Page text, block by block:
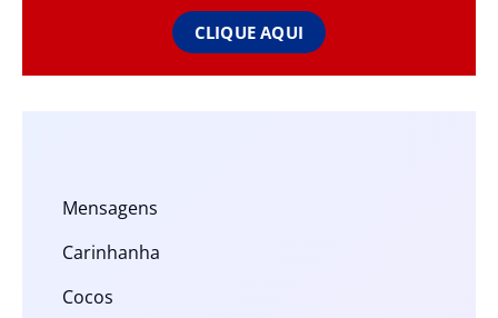
CLIQUE AQUI
Mensagens
Carinhanha
Cocos